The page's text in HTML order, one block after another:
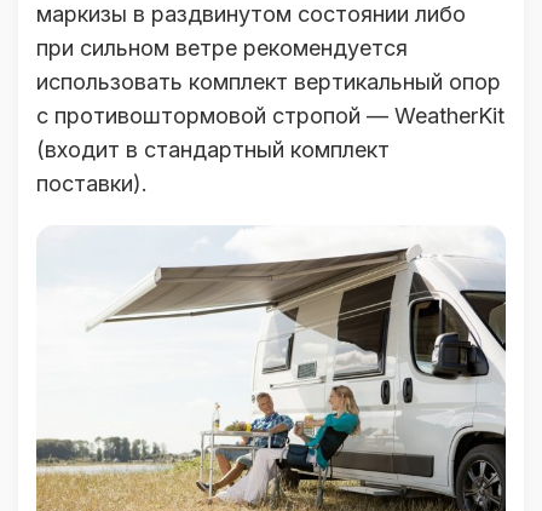
маркизы в раздвинутом состоянии либо
при сильном ветре рекомендуется
использовать комплект вертикальный опор
с противоштормовой стропой — WeatherKit
(входит в стандартный комплект
поставки).